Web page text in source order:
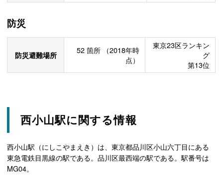
防災
防災避難場所 52 箇所
（2018年時
点）
東京23区ランキン
グ
第13位
西小山駅に関する情報
西小山駅（にしこやまえき）は、東京都品川区小山六丁目にある
東急電鉄目黒線の駅である。品川区最西端の駅である。駅番号は
MG04。